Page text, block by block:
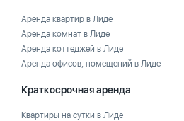
Аренда квартир в Лиде
Аренда комнат в Лиде
Аренда коттеджей в Лиде
Аренда офисов, помещений в Лиде
Краткосрочная аренда
Квартиры на сутки в Лиде